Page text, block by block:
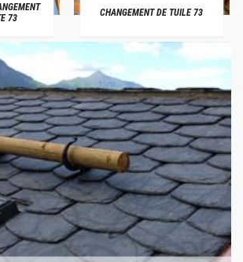
73
CHANGEMENT DE TUILE 73